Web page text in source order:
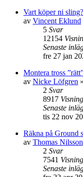
Vart köper ni sling?
av Vincent Eklund
5 Svar
12154
Senaste
fre 27 jan
Montera tross
av Nicke Löfgren »
2 Svar
8917
Senaste
tis 22 nov
Räkna på Ground
av Thomas Nilsson
2 Svar
7541
Senaste